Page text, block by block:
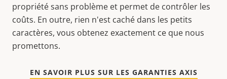
propriété sans problème et permet de contrôler les
coûts. En outre, rien n'est caché dans les petits
caractères, vous obtenez exactement ce que nous
promettons.
EN SAVOIR PLUS SUR LES GARANTIES AXIS